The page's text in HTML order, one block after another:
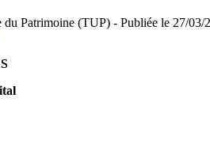
Patrimoine (TUP) - Publiée le 27/03/